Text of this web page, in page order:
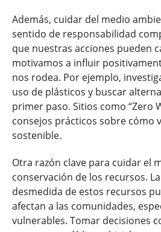
Además, cuidar del medio
sentido de responsabilidad
que nuestras acciones pueden
motivamos a influir
nos rodea. Por ejemplo,
uso de plásticos y buscar
primer paso. Sitios como “Zero
consejos prácticos sobre cómo
sostenible.
Otra razón clave para cuidar el
conservación de los recursos.
desmedida de estos recursos
afectan a las comunidades,
vulnerables. Tomar decisiones